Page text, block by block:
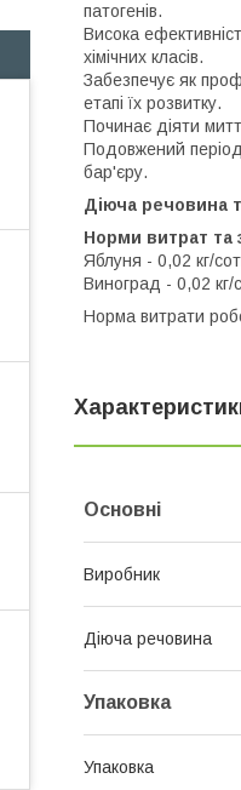
патогенів.
Висока
хімічних класів.
Забезпечує як
етапі їх розвитку.
Починає діяти
Подовжений
бар'єру.
Діюча речовина
Норми витрат та
Яблуня - 0,02 кг/
Виноград - 0,02 кг/
Норма витрати
Основні
Виробник
Діюча речовина
Упаковка
Упаковка